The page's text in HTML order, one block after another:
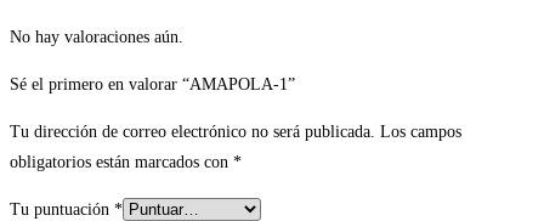
No hay valoraciones aún.
Sé el primero en valorar “AMAPOLA-1”
Tu dirección de correo electrónico no será publicada. Los campos
obligatorios están marcados con *
Tu puntuación *